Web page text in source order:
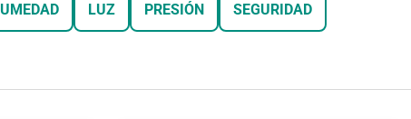
LUZ PRESIÓN SEGURIDAD